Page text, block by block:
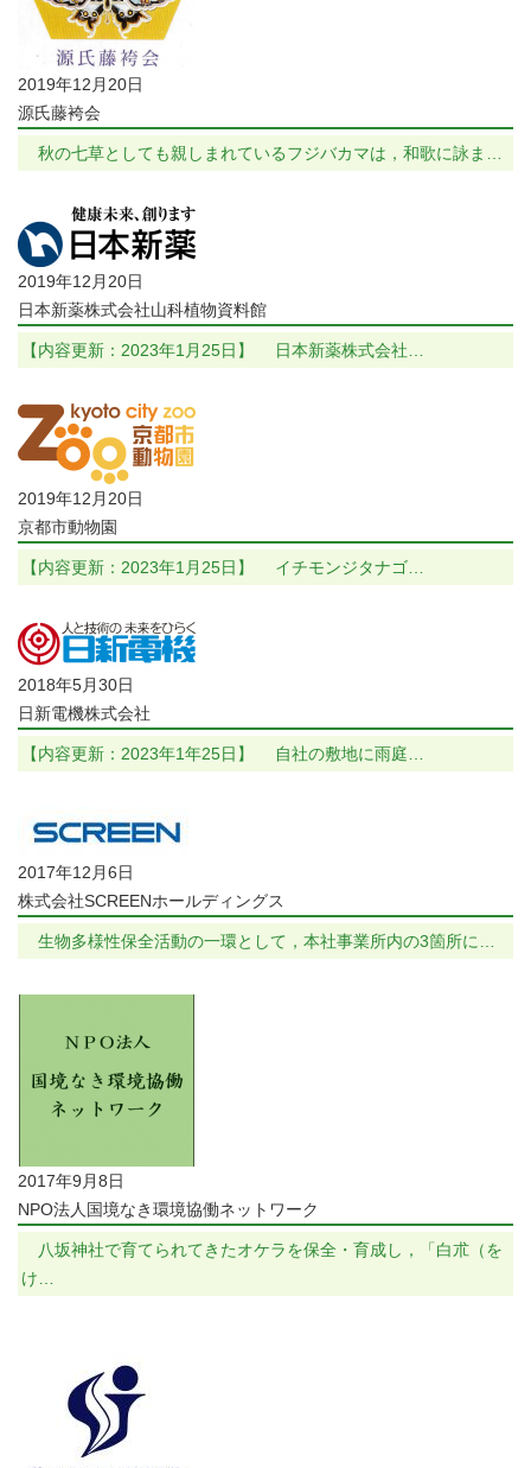
2019年12月20日
源氏藤袴会
秋の七草としても親しまれているフジバカマは，和歌に詠ま…
2019年12月20日
日本新薬株式会社山科植物資料館
【内容更新：2023年1月25日】 日本新薬株式会社…
2019年12月20日
京都市動物園
【内容更新：2023年1月25日】 イチモンジタナゴ…
2018年5月30日
日新電機株式会社
【内容更新：2023年1年25日】 自社の敷地に雨庭…
2017年12月6日
株式会社SCREENホールディングス
生物多様性保全活動の一環として，本社事業所内の3箇所に…
2017年9月8日
NPO法人国境なき環境協働ネットワーク
八坂神社で育てられてきたオケラを保全・育成し，「白朮（を
け…